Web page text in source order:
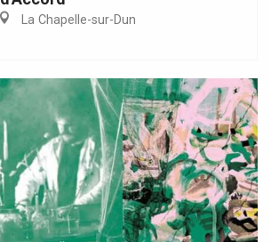
La Chapelle-sur-Dun